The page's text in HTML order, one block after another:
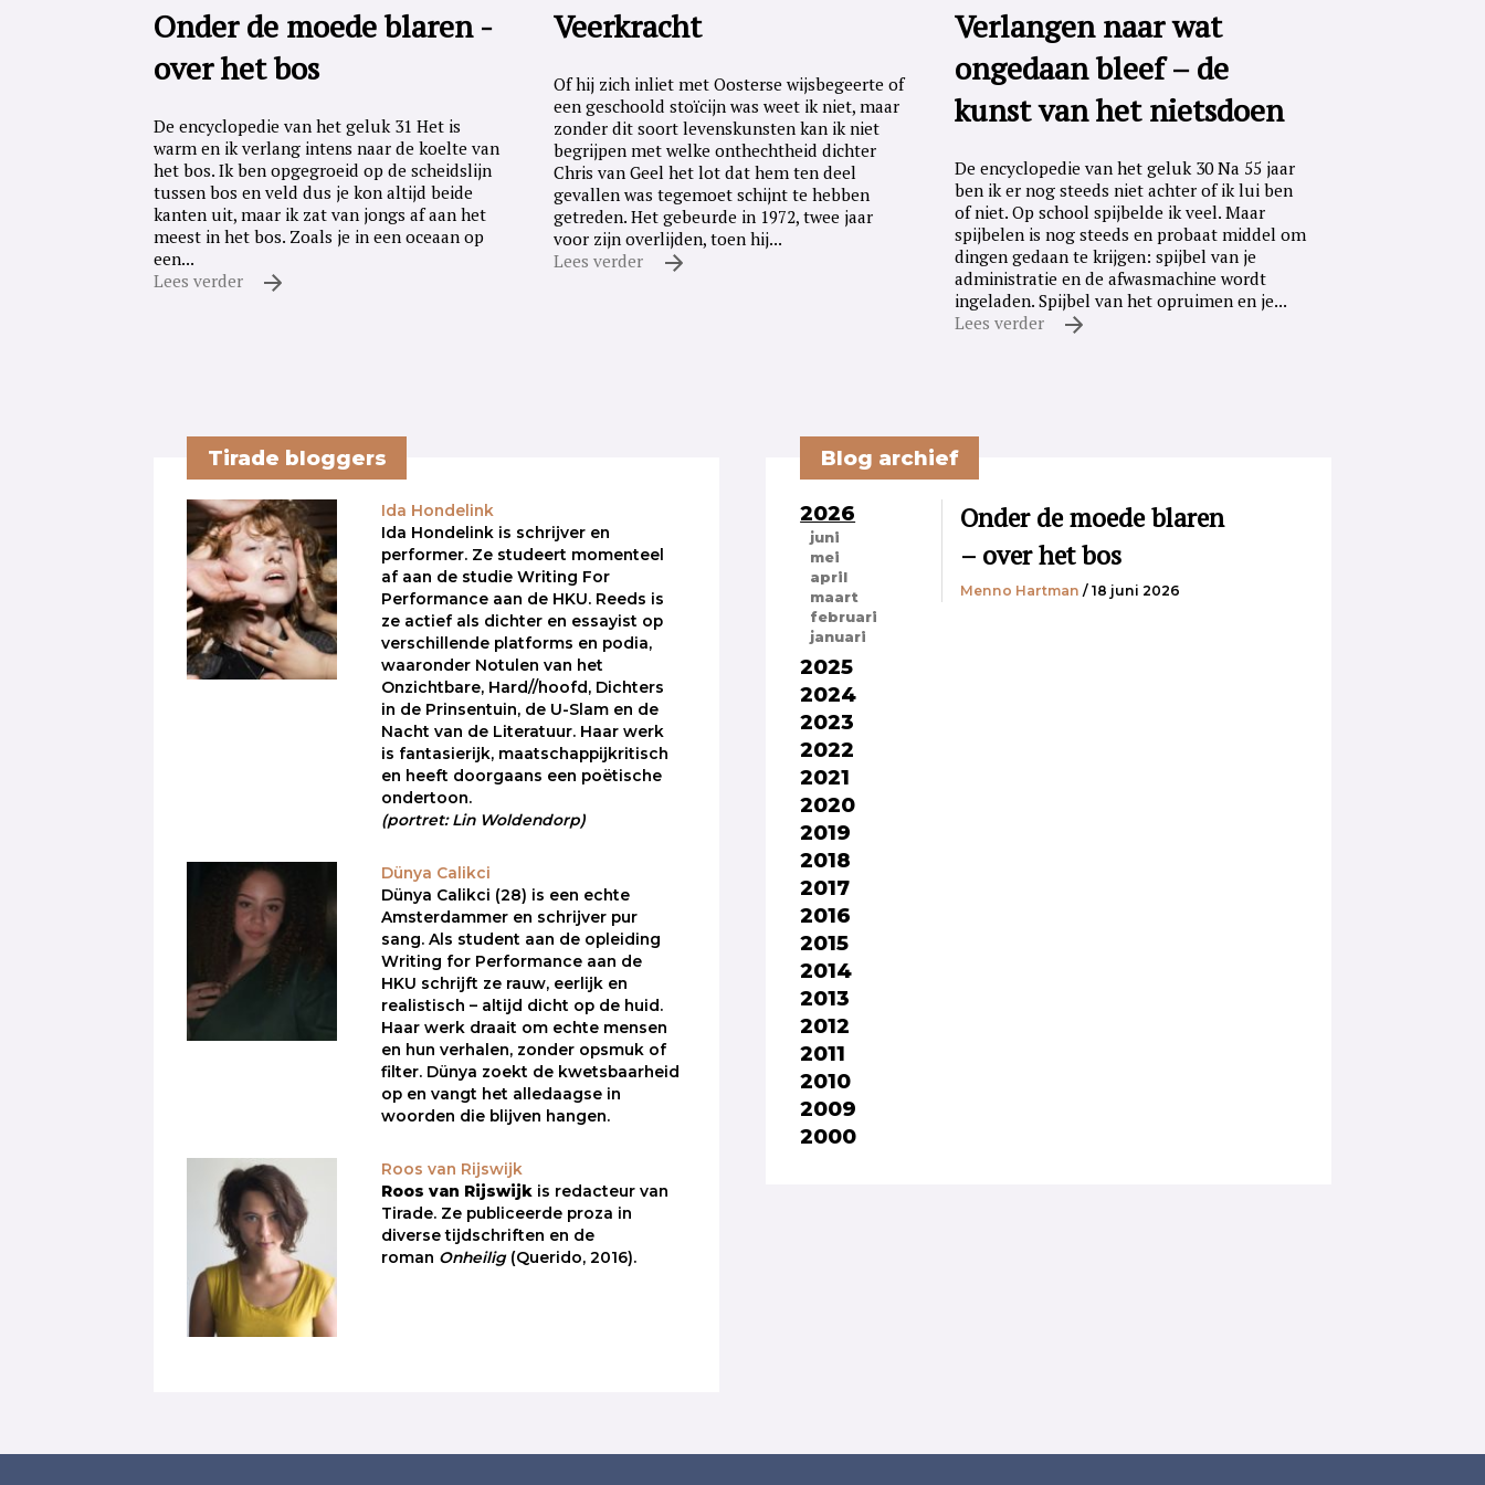
Onder de moede blaren -
over het bos
De encyclopedie van het geluk 31 Het is
warm en ik verlang intens naar de koelte van
het bos. Ik ben opgegroeid op de scheidslijn
tussen bos en veld dus je kon altijd beide
kanten uit, maar ik zat van jongs af aan het
meest in het bos. Zoals je in een oceaan op
een...
Lees verder
Veerkracht
Of hij zich inliet met Oosterse wijsbegeerte of
een geschoold stoïcijn was weet ik niet, maar
zonder dit soort levenskunsten kan ik niet
begrijpen met welke onthechtheid dichter
Chris van Geel het lot dat hem ten deel
gevallen was tegemoet schijnt te hebben
getreden. Het gebeurde in 1972, twee jaar
voor zijn overlijden, toen hij...
Lees verder
Verlangen naar wat
ongedaan bleef – de
kunst van het nietsdoen
De encyclopedie van het geluk 30 Na 55 jaar
ben ik er nog steeds niet achter of ik lui ben
of niet. Op school spijbelde ik veel. Maar
spijbelen is nog steeds en probaat middel om
dingen gedaan te krijgen: spijbel van je
administratie en de afwasmachine wordt
ingeladen. Spijbel van het opruimen en je...
Lees verder
Tirade bloggers
Ida Hondelink
Ida Hondelink is schrijver en
performer. Ze studeert momenteel
af aan de studie Writing For
Performance aan de HKU. Reeds is
ze actief als dichter en essayist op
verschillende platforms en podia,
waaronder Notulen van het
Onzichtbare, Hard//hoofd, Dichters
in de Prinsentuin, de U-Slam en de
Nacht van de Literatuur. Haar werk
is fantasierijk, maatschappijkritisch
en heeft doorgaans een poëtische
ondertoon.
(portret: Lin Woldendorp)
Dünya Calikci
Dünya Calikci (28) is een echte
Amsterdammer en schrijver pur
sang. Als student aan de opleiding
Writing for Performance aan de
HKU schrijft ze rauw, eerlijk en
realistisch – altijd dicht op de huid.
Haar werk draait om echte mensen
en hun verhalen, zonder opsmuk of
filter. Dünya zoekt de kwetsbaarheid
op en vangt het alledaagse in
woorden die blijven hangen.
Roos van Rijswijk
Roos van Rijswijk is redacteur van
Tirade. Ze publiceerde proza in
diverse tijdschriften en de
roman Onheilig(Querido, 2016).
Blog archief
2026
juni
mei
april
maart
februari
januari
2025
2024
2023
2022
2021
2020
2019
2018
2017
2016
2015
2014
2013
2012
2011
2010
2009
2000
Onder de moede blaren
– over het bos
Menno Hartman / 18 juni 2026